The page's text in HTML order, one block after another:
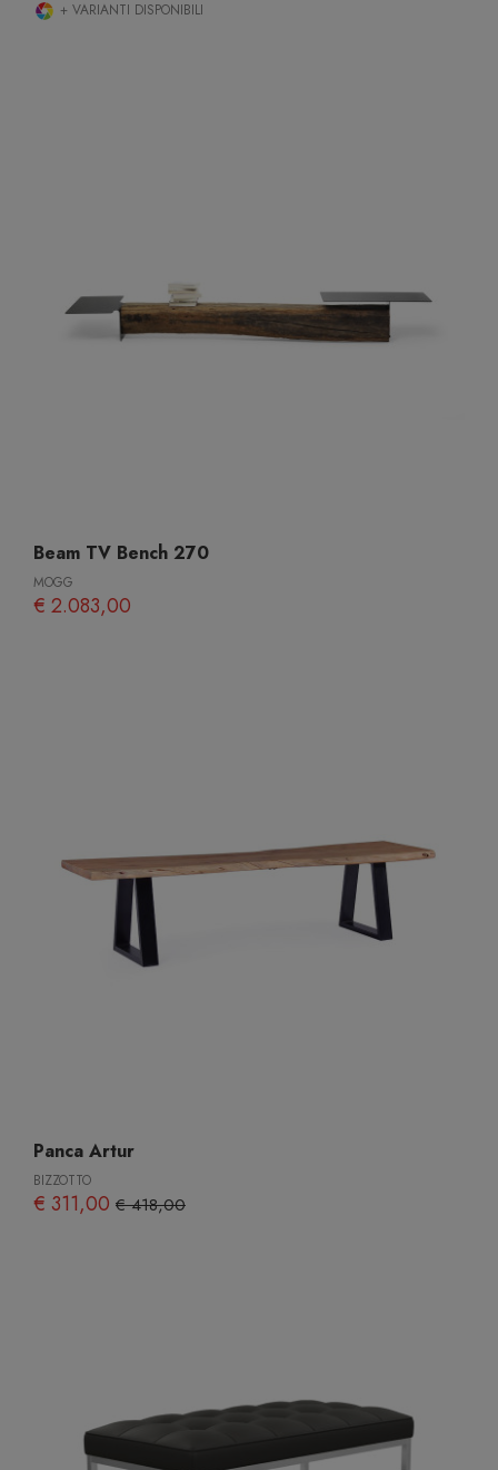
+ VARIANTI DISPONIBILI
Beam TV Bench 270
MOGG
€ 2.083,00
Panca Artur
BIZZOTTO
€ 311,00 € 418,00